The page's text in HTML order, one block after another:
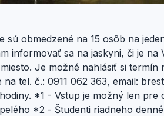
sú obmedzené na 15 osôb na
informovať sa na jaskyni, či je na
Je možné nahlásiť si termín
tel. č.: 0911 062 363, email:
*1 - Vstup je možný len pre
*2 - Študenti riadneho